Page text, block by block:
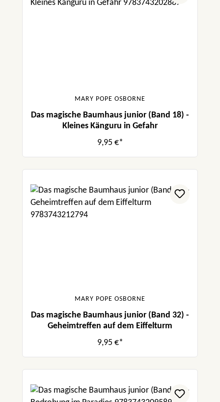
MARY POPE OSBORNE
Das magische Baumhaus junior (Band 18) -
Kleines Känguru in Gefahr
9,95 €*
MARY POPE OSBORNE
Das magische Baumhaus junior (Band 32) -
Geheimtreffen auf dem Eiffelturm
9,95 €*